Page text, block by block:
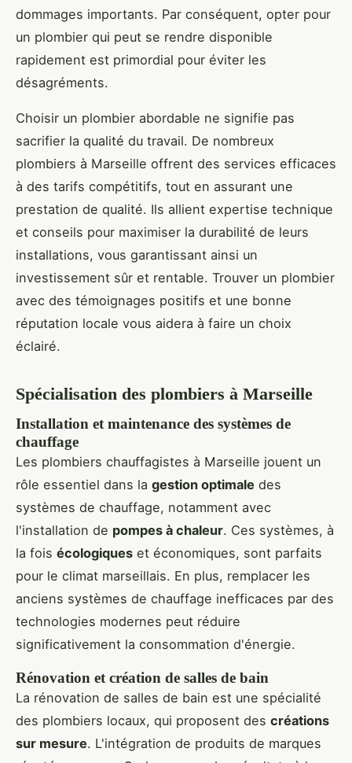
dommages importants. Par conséquent, opter pour
un plombier qui peut se rendre disponible
rapidement est primordial pour éviter les
désagréments.
Choisir un plombier abordable ne signifie pas
sacrifier la qualité du travail. De nombreux
plombiers à Marseille offrent des services efficaces
à des tarifs compétitifs, tout en assurant une
prestation de qualité. Ils allient expertise technique
et conseils pour maximiser la durabilité de leurs
installations, vous garantissant ainsi un
investissement sûr et rentable. Trouver un plombier
avec des témoignages positifs et une bonne
réputation locale vous aidera à faire un choix
éclairé.
Spécialisation des plombiers à Marseille
Installation et maintenance des systèmes de
chauffage
Les plombiers chauffagistes à Marseille jouent un
rôle essentiel dans la gestion optimale des
systèmes de chauffage, notamment avec
l'installation de pompes à chaleur. Ces systèmes, à
la fois écologiques et économiques, sont parfaits
pour le climat marseillais. En plus, remplacer les
anciens systèmes de chauffage inefficaces par des
technologies modernes peut réduire
significativement la consommation d'énergie.
Rénovation et création de salles de bain
La rénovation de salles de bain est une spécialité
des plombiers locaux, qui proposent des créations
sur mesure. L'intégration de produits de marques